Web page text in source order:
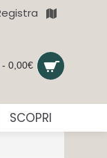
0,00€
SCOPRI